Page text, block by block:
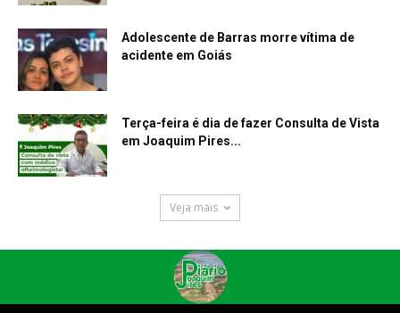
Adolescente de Barras morre vítima de
acidente em Goiás
Terça-feira é dia de fazer Consulta de Vista
em Joaquim Pires...
Veja mais